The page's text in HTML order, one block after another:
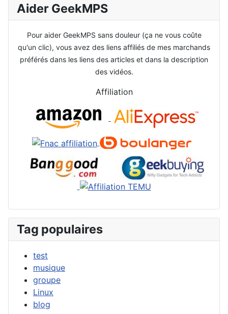
Aider GeekMPS
Pour aider GeekMPS sans douleur (ça ne vous coûte
qu'un clic), vous avez des liens affiliés de mes marchands
préférés dans les liens des articles et dans la description
des vidéos.
Affiliation
Tag populaires
test
musique
groupe
Linux
blog